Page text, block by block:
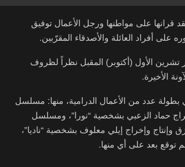
قرانها على مواطنها ورجل الأعمال توفيق
أفراد العائلة والأصدقاء المقرّبين.
الأول (أكتوبر) المقبل نظراً لظروف
الأخيرة.
عدد من الأعمال الدرامية، منها: مسلسل
حماد الزعبي بشخصية “نورا”، ومسلسل
وإنتاج وإخراج إيلي معلوف بشخصية “ناديا”،
بعد على أي منها.